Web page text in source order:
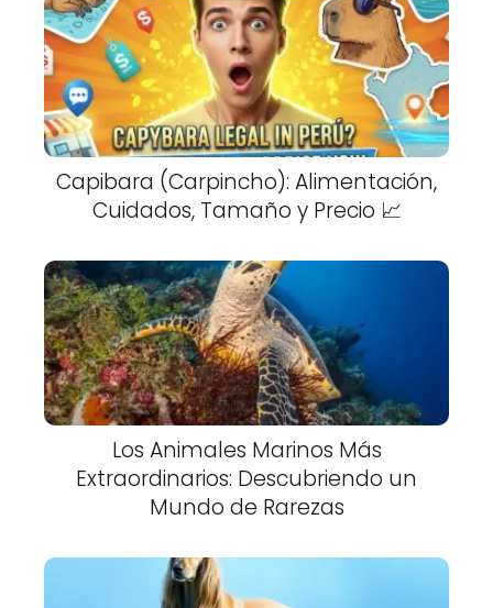
Capibara (Carpincho): Alimentación,
Cuidados, Tamaño y Precio 📈
Los Animales Marinos Más
Extraordinarios: Descubriendo un
Mundo de Rarezas